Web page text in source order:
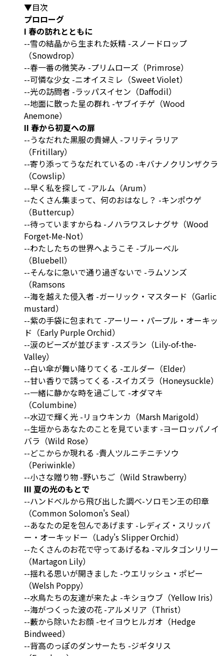
▼目次
プロローグ
I 春の訪れとともに
--雪の結晶から生まれた妖精 -スノードロップ
（Snowdrop）
--春一番の微笑み -プリムローズ（Primrose）
--可憐な少女 -ニオイスミレ（Sweet Violet）
--光の訪問者 -ラッパスイセン（Daffodil）
--地面に散った星の群れ -ヤブイチゲ（Wood
Anemone）
II 春から初夏への扉
--うなだれた黒服の貴婦人 -フリティラリア
（Fritillary）
--寄り添ってうなだれているの -キバナノクリンザクラ
（Cowslip）
--早く私を探して -アルム（Arum）
--たくさん集まって、何のおはなし？ -キンポウゲ
（Buttercup）
--待っていますからね -ノハラワスレナグサ（Wood
Forget-Me-Not）
--わたしたちの世界へようこそ -ブルーベル
（Bluebell）
--そんなに急いで通り過ぎないで -ラムソンズ
（Ramsons
--海を越えた侵入者 -ガーリック・マスタード（Garlic
mustard）
--紫の手袋に包まれて -アーリー・パープル・オーキッ
ド（Early Purple Orchid）
--涙のビーズが並びます -スズラン（Lily-of-the-
Valley）
--白い傘が舞い降りてくる -エルダー（Elder）
--甘い香りで誘ってくる -スイカズラ（Honeysuckle）
--一緒に静かな時を過ごして -オダマキ
（Columbine）
--水辺で輝く光 -リョウキンカ（Marsh Marigold）
--生垣からあなたのことを見ています -ヨーロッパノイ
バラ（Wild Rose）
--どこからか現れる -貴人ツルニチニチソウ
（Periwinkle）
--小さな贈り物 -野いちご（Wild Strawberry）
III 夏の光のもとで
--ハンドベルから飛び出した調べ-ソロモン王の印章
（Common Solomon's Seal）
--あなたの足を包んであげます -レディズ・スリッパ
ー・オーキッドー（Lady's Slipper Orchid）
--たくさんのお花で守ってあげるね -マルタゴンリリー
（Martagon Lily）
--揺れる思いが開きました -ウエリッシュ・ポピー
（Welsh Poppy）
--水鳥たちの友達が来たよ -キショウブ（Yellow Iris）
--海がつくった波の花 -アルメリア（Thrist）
--藪から除いたお顔 -セイヨウヒルガオ（Hedge
Bindweed）
--背高のっぽのダンサーたち -ジギタリス